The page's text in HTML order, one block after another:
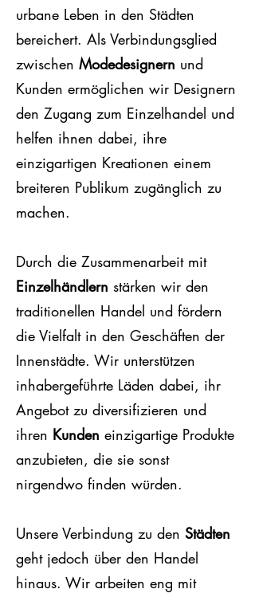
urbane Leben in den Städten
bereichert. Als Verbindungsglied
zwischen Modedesignern und
Kunden ermöglichen wir Designern
den Zugang zum Einzelhandel und
helfen ihnen dabei, ihre
einzigartigen Kreationen einem
breiteren Publikum zugänglich zu
machen.
Durch die Zusammenarbeit mit
Einzelhändlern stärken wir den
traditionellen Handel und fördern
die Vielfalt in den Geschäften der
Innenstädte. Wir unterstützen
inhabergeführte Läden dabei, ihr
Angebot zu diversifizieren und
ihren Kunden einzigartige Produkte
anzubieten, die sie sonst
nirgendwo finden würden.
Unsere Verbindung zu den Städten
geht jedoch über den Handel
hinaus. Wir arbeiten eng mit